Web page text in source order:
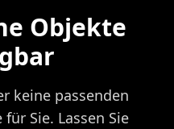
Objekte
keine passenden
Sie. Lassen Sie